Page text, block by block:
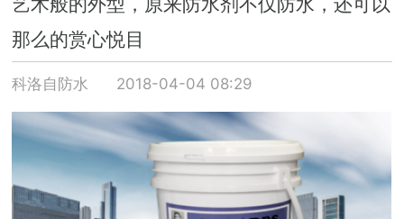
那么的赏心悦目
科洛自防水 2018-04-04 08:29